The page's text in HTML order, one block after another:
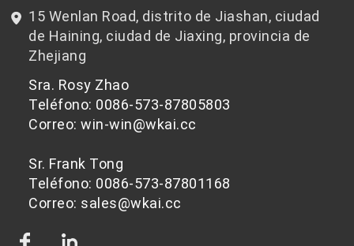
Noticias y Eventos
política de privacidad
Chips de PET que no son aptos para botellas
15 Wenlan Road, distrito de Jiashan, ciudad
de Haining, ciudad de Jiaxing, provincia de
Zhejiang
Sra. Rosy Zhao
Teléfono: 0086-573-87805803
Correo: win-win@wkai.cc
Sr. Frank Tong
Teléfono: 0086-573-87801168
Correo: sales@wkai.cc